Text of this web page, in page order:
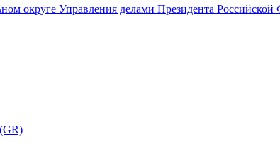
округе Управления делами Президента Российской